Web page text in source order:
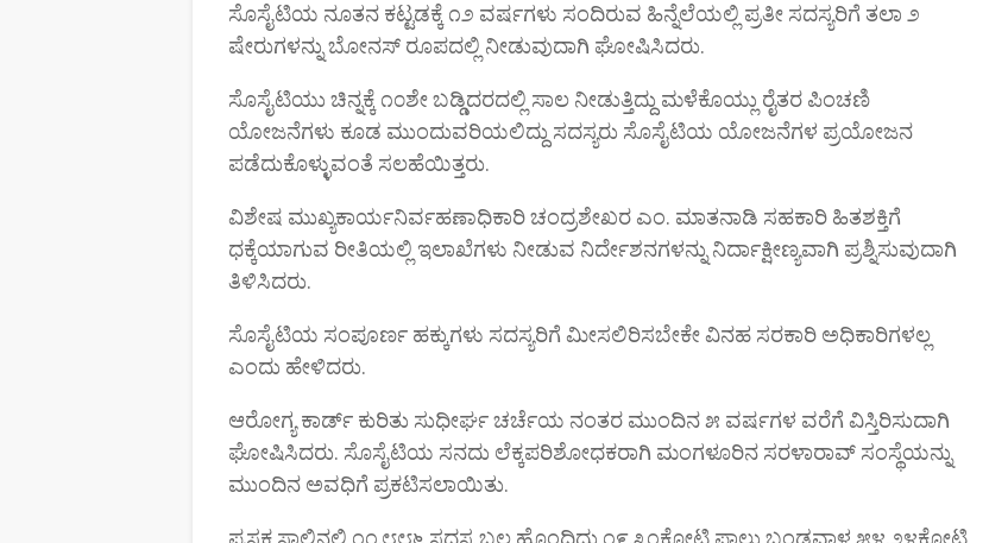
ಸೊಸೈಟಿಯ ನೂತನ ಕಟ್ಟಡಕ್ಕೆ ೧೨ ವರ್ಷಗಳು ಸಂದಿರುವ ಹಿನ್ನೆಲೆಯಲ್ಲಿ ಪ್ರತೀ ಸದಸ್ಯರಿಗೆ ತಲಾ ೨
ಷೇರುಗಳನ್ನು ಬೋನಸ್ ರೂಪದಲ್ಲಿ ನೀಡುವುದಾಗಿ ಘೋಷಿಸಿದರು.
ಸೊಸೈಟಿಯು ಚಿನ್ನಕ್ಕೆ ೧೦ಶೇ ಬಡ್ಡಿದರದಲ್ಲಿ ಸಾಲ ನೀಡುತ್ತಿದ್ದು ಮಳೆಕೊಯ್ಲು ರೈತರ ಪಿಂಚಣಿ
ಯೋಜನೆಗಳು ಕೂಡ ಮುಂದುವರಿಯಲಿದ್ದು ಸದಸ್ಯರು ಸೊಸೈಟಿಯ ಯೋಜನೆಗಳ ಪ್ರಯೋಜನ
ಪಡೆದುಕೊಳ್ಳುವಂತೆ ಸಲಹೆಯಿತ್ತರು.
ವಿಶೇಷ ಮುಖ್ಯಕಾರ್ಯನಿರ್ವಹಣಾಧಿಕಾರಿ ಚಂದ್ರಶೇಖರ ಎಂ. ಮಾತನಾಡಿ ಸಹಕಾರಿ ಹಿತಶಕ್ತಿಗೆ
ಧಕ್ಕೆಯಾಗುವ ರೀತಿಯಲ್ಲಿ ಇಲಾಖೆಗಳು ನೀಡುವ ನಿರ್ದೇಶನಗಳನ್ನು ನಿರ್ದಾಕ್ಷೀಣ್ಯವಾಗಿ ಪ್ರಶ್ನಿಸುವುದಾಗಿ
ತಿಳಿಸಿದರು.
ಸೊಸೈಟಿಯ ಸಂಪೂರ್ಣ ಹಕ್ಕುಗಳು ಸದಸ್ಯರಿಗೆ ಮೀಸಲಿರಿಸಬೇಕೇ ವಿನಹ ಸರಕಾರಿ ಅಧಿಕಾರಿಗಳಲ್ಲ
ಎಂದು ಹೇಳಿದರು.
ಆರೋಗ್ಯ ಕಾರ್ಡ್ ಕುರಿತು ಸುಧೀರ್ಘ ಚರ್ಚೆಯ ನಂತರ ಮುಂದಿನ ೫ ವರ್ಷಗಳ ವರೆಗೆ ವಿಸ್ತಿರಿಸುದಾಗಿ
ಘೋಷಿಸಿದರು. ಸೊಸೈಟಿಯ ಸನದು ಲೆಕ್ಕಪರಿಶೋಧಕರಾಗಿ ಮಂಗಳೂರಿನ ಸರಳಾರಾವ್ ಸಂಸ್ಥೆಯನ್ನು
ಮುಂದಿನ ಅವಧಿಗೆ ಪ್ರಕಟಿಸಲಾಯಿತು.
ಪ್ರಸಕ್ತ ಸಾಲಿನಲ್ಲಿ ೧೧,೮೮೬ ಸದಸ್ಯ ಬಲ ಹೊಂದಿದ್ದು ೧೯.೩೧ಕೋಟಿ ಪಾಲು ಬಂಡವಾಳ ೫೪.೨೪ಕೋಟಿ